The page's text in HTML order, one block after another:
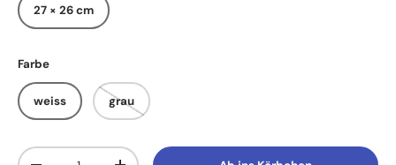
27 × 26 cm
Farbe
weiss grau
Anzahl